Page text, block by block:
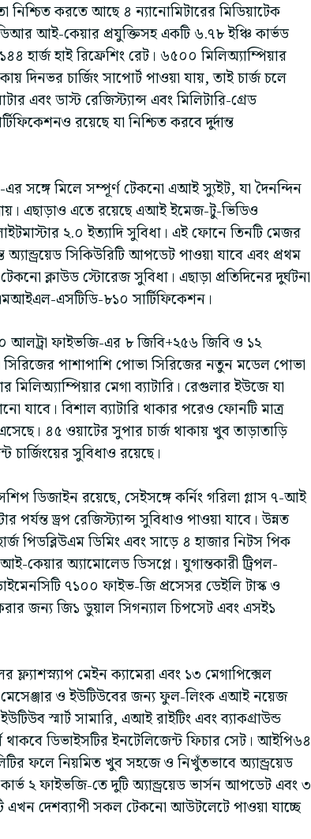
করতে আছে ৪ ন্যানোমিটারের মিডিয়াটেক
আই-কেয়ার প্রযুক্তিসহ একটি ৬.৭৮ ইঞ্চি কার্ভড
হার্জ হাই রিফ্রেশিং রেট। ৬৫০০ মিলিঅ্যাম্পিয়ার
দিনভর চার্জিং সাপোর্ট পাওয়া যায়, তাই চার্জ চলে
ডাস্ট রেজিস্ট্যান্স এবং মিলিটারি-গ্রেড
রয়েছে যা নিশ্চিত করবে দুর্দান্ত
এর সঙ্গে মিলে সম্পূর্ণ টেকনো এআই স্যুইট, যা দৈনন্দিন
এছাড়াও এতে রয়েছে এআই ইমেজ-টু-ভিডিও
২.০ ইত্যাদি সুবিধা। এই ফোনে তিনটি মেজর
সিকিউরিটি আপডেট পাওয়া যাবে এবং প্রথম
ক্লাউড স্টোরেজ সুবিধা। এছাড়া প্রতিদিনের দুর্ঘটনা
এসটিডি-৮১০ সার্টিফিকেশন।
আলট্রা ফাইভজি-এর ৮ জিবি+২৫৬ জিবি ও ১২
সিরিজের পাশাপাশি পোভা সিরিজের নতুন মডেল পোভা
মেগা ব্যাটারি। রেগুলার ইউজে যা
যাবে। বিশাল ব্যাটারি থাকার পরেও ফোনটি মাত্র
৪৫ ওয়াটের সুপার চার্জ থাকায় খুব তাড়াতাড়ি
চার্জিংয়ের সুবিধাও রয়েছে।
ডিজাইন রয়েছে, সেইসঙ্গে কর্নিং গরিলা গ্লাস ৭-আই
ড্রপ রেজিস্ট্যান্স সুবিধাও পাওয়া যাবে। উন্নত
পিডব্লিউএম ডিমিং এবং সাড়ে ৪ হাজার নিটস পিক
কেয়ার অ্যামোলেড ডিসপ্লে। যুগান্তকারী ট্রিপল-
৭১০০ ফাইভ-জি প্রসেসর ডেইলি টাস্ক ও
জন্য জি১ ডুয়াল সিগন্যাল চিপসেট এবং এসই১
মেইন ক্যামেরা এবং ১৩ মেগাপিক্সেল
মেসেঞ্জার ও ইউটিউবের জন্য ফুল-লিংক এআই নয়েজ
স্মার্ট সামারি, এআই রাইটিং এবং ব্যাকগ্রাউন্ড
থাকবে ডিভাইসটির ইনটেলিজেন্ট ফিচার সেট। আইপি৬৪
ফলে নিয়মিত খুব সহজে ও নিখুঁতভাবে অ্যান্ড্রয়েড
২ ফাইভজি-তে দুটি অ্যান্ড্রয়েড ভার্সন আপডেট এবং ৩
এখন দেশব্যাপী সকল টেকনো আউটলেটে পাওয়া যাচ্ছে